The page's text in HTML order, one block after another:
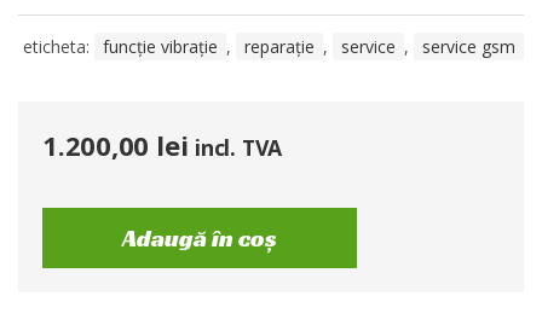
eticheta: funcție vibrație , reparație , service , service gsm
1.200,00 lei incl. TVA
Adaugă în coș